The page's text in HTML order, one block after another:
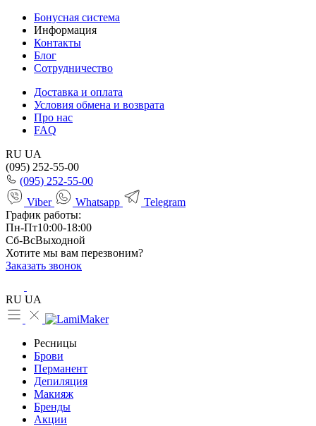
Бонусная система
Информация
Контакты
Блог
Сотрудничество
Доставка и оплата
Условия обмена и возврата
Про нас
FAQ
RU UA
(095) 252-55-00
(095) 252-55-00
Viber
Whatsapp
Telegram
График работы:
Пн-Пт10:00-18:00
Сб-ВсВыходной
Хотите мы вам перезвоним?
Заказать звонок
RU UA
Ресницы
Брови
Перманент
Депиляция
Макияж
Бренды
Акции